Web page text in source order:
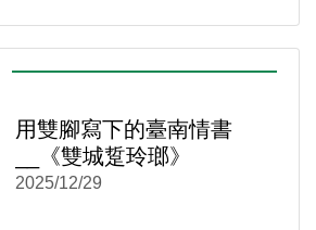
用雙腳寫下的臺南情書
__《雙城踅玲瑯》
2025/12/29